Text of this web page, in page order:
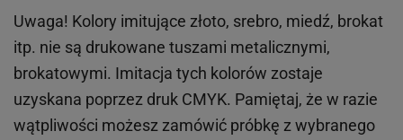
Uwaga! Kolory imitujące złoto, srebro, miedź, brokat
itp. nie są drukowane tuszami metalicznymi,
brokatowymi. Imitacja tych kolorów zostaje
uzyskana poprzez druk CMYK. Pamiętaj, że w razie
wątpliwości możesz zamówić próbkę z wybranego